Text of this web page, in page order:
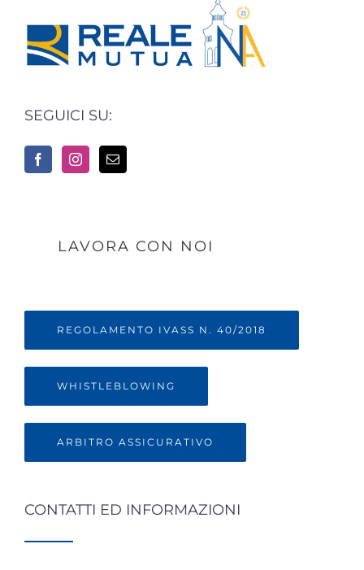
SEGUICI SU:
LAVORA CON NOI
REGOLAMENTO IVASS N. 40/2018
WHISTLEBLOWING
ARBITRO ASSICURATIVO
CONTATTI ED INFORMAZIONI